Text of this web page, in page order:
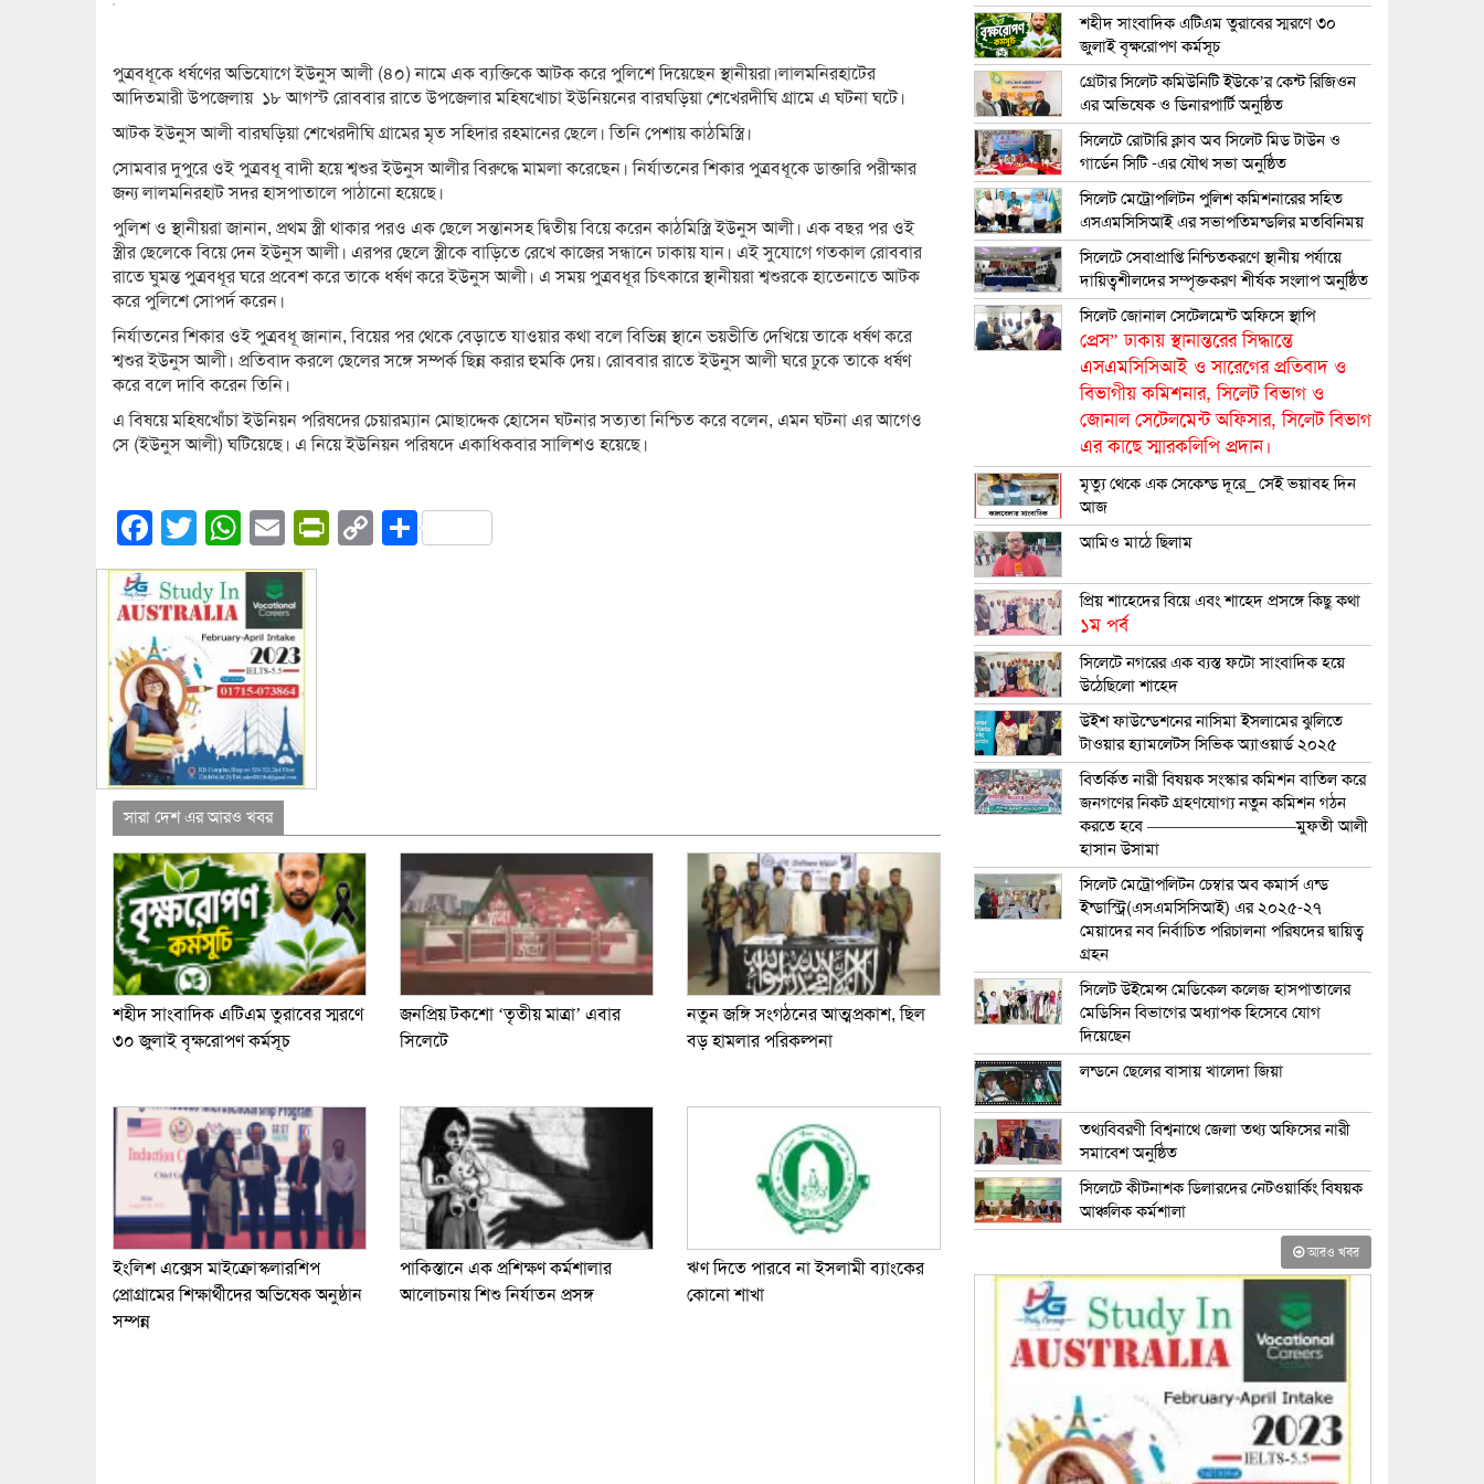
পুত্রবধূকে ধর্ষণের অভিযোগে ইউনুস আলী (৪০) নামে এক ব্যক্তিকে আটক করে পুলিশে দিয়েছেন স্থানীয়রা।লালমনিরহাটের
আদিতমারী উপজেলায় ১৮ আগস্ট রোববার রাতে উপজেলার মহিষখোচা ইউনিয়নের বারঘড়িয়া শেখেরদীঘি গ্রামে এ ঘটনা ঘটে।
আটক ইউনুস আলী বারঘড়িয়া শেখেরদীঘি গ্রামের মৃত সহিদার রহমানের ছেলে। তিনি পেশায় কাঠমিস্ত্রি।
সোমবার দুপুরে ওই পুত্রবধূ বাদী হয়ে শ্বশুর ইউনুস আলীর বিরুদ্ধে মামলা করেছেন। নির্যাতনের শিকার পুত্রবধূকে ডাক্তারি পরীক্ষার
জন্য লালমনিরহাট সদর হাসপাতালে পাঠানো হয়েছে।
পুলিশ ও স্থানীয়রা জানান, প্রথম স্ত্রী থাকার পরও এক ছেলে সন্তানসহ দ্বিতীয় বিয়ে করেন কাঠমিস্ত্রি ইউনুস আলী। এক বছর পর ওই
স্ত্রীর ছেলেকে বিয়ে দেন ইউনুস আলী। এরপর ছেলে স্ত্রীকে বাড়িতে রেখে কাজের সন্ধানে ঢাকায় যান। এই সুযোগে গতকাল রোববার
রাতে ঘুমন্ত পুত্রবধূর ঘরে প্রবেশ করে তাকে ধর্ষণ করে ইউনুস আলী। এ সময় পুত্রবধূর চিৎকারে স্থানীয়রা শ্বশুরকে হাতেনাতে আটক
করে পুলিশে সোপর্দ করেন।
নির্যাতনের শিকার ওই পুত্রবধূ জানান, বিয়ের পর থেকে বেড়াতে যাওয়ার কথা বলে বিভিন্ন স্থানে ভয়ভীতি দেখিয়ে তাকে ধর্ষণ করে
শ্বশুর ইউনুস আলী। প্রতিবাদ করলে ছেলের সঙ্গে সম্পর্ক ছিন্ন করার হুমকি দেয়। রোববার রাতে ইউনুস আলী ঘরে ঢুকে তাকে ধর্ষণ
করে বলে দাবি করেন তিনি।
এ বিষয়ে মহিষখোঁচা ইউনিয়ন পরিষদের চেয়ারম্যান মোছাদ্দেক হোসেন ঘটনার সত্যতা নিশ্চিত করে বলেন, এমন ঘটনা এর আগেও
সে (ইউনুস আলী) ঘটিয়েছে। এ নিয়ে ইউনিয়ন পরিষদে একাধিকবার সালিশও হয়েছে।
Facebook
Twitter
WhatsApp
EmailPrintFriendly
CopyShare
সারা দেশ এর আরও খবর
শহীদ সাংবাদিক এটিএম তুরাবের স্মরণে
৩০ জুলাই বৃক্ষরোপণ কর্মসূচ
জনপ্রিয় টকশো ‘তৃতীয় মাত্রা’ এবার
সিলেটে
নতুন জঙ্গি সংগঠনের আত্মপ্রকাশ, ছিল
বড় হামলার পরিকল্পনা
ইংলিশ এক্সেস মাইক্রোস্কলারশিপ
প্রোগ্রামের শিক্ষার্থীদের অভিষেক অনুষ্ঠান
সম্পন্ন
পাকিস্তানে এক প্রশিক্ষণ কর্মশালার
আলোচনায় শিশু নির্যাতন প্রসঙ্গ
ঋণ দিতে পারবে না ইসলামী ব্যাংকের
কোনো শাখা
শহীদ সাংবাদিক এটিএম তুরাবের স্মরণে ৩০
জুলাই বৃক্ষরোপণ কর্মসূচ
গ্রেটার সিলেট কমিউনিটি ইউকে’র কেন্ট রিজিওন
এর অভিষেক ও ডিনারপার্টি অনুষ্ঠিত
সিলেটে রোটারি ক্লাব অব সিলেট মিড টাউন ও
গার্ডেন সিটি -এর যৌথ সভা অনুষ্ঠিত
সিলেট মেট্রোপলিটন পুলিশ কমিশনারের সহিত
এসএমসিসিআই এর সভাপতিমন্ডলির মতবিনিময়
সিলেটে সেবাপ্রাপ্তি নিশ্চিতকরণে স্থানীয় পর্যায়ে
দায়িত্বশীলদের সম্পৃক্তকরণ শীর্ষক সংলাপ অনুষ্ঠিত
সিলেট জোনাল সেটেলমেন্ট অফিসে স্থাপি
প্রেস” ঢাকায় স্থানান্তরের সিদ্ধান্তে
এসএমসিসিআই ও সারেগের প্রতিবাদ ও
বিভাগীয় কমিশনার, সিলেট বিভাগ ও
জোনাল সেটেলমেন্ট অফিসার, সিলেট বিভাগ
এর কাছে স্মারকলিপি প্রদান।
মৃত্যু থেকে এক সেকেন্ড দূরে_ সেই ভয়াবহ দিন
আজ
আমিও মাঠে ছিলাম
প্রিয় শাহেদের বিয়ে এবং শাহেদ প্রসঙ্গে কিছু কথা
১ম পর্ব
সিলেটে নগরের এক ব্যস্ত ফটো সাংবাদিক হয়ে
উঠেছিলো শাহেদ
উইশ ফাউন্ডেশনের নাসিমা ইসলামের ঝুলিতে
টাওয়ার হ্যামলেটস সিভিক অ্যাওয়ার্ড ২০২৫
বিতর্কিত নারী বিষয়ক সংস্কার কমিশন বাতিল করে
জনগণের নিকট গ্রহণযোগ্য নতুন কমিশন গঠন
করতে হবে —————————মুফতী আলী
হাসান উসামা
সিলেট মেট্রোপলিটন চেম্বার অব কমার্স এন্ড
ইন্ডাস্ট্রি(এসএমসিসিআই) এর ২০২৫-২৭
মেয়াদের নব নির্বাচিত পরিচালনা পরিষদের দ্বায়িত্ব
গ্রহন
সিলেট উইমেন্স মেডিকেল কলেজ হাসপাতালের
মেডিসিন বিভাগের অধ্যাপক হিসেবে যোগ
দিয়েছেন
লন্ডনে ছেলের বাসায় খালেদা জিয়া
তথ্যবিবরণী বিশ্বনাথে জেলা তথ্য অফিসের নারী
সমাবেশ অনুষ্ঠিত
সিলেটে কীটনাশক ডিলারদের নেটওয়ার্কিং বিষয়ক
আঞ্চলিক কর্মশালা
আরও খবর